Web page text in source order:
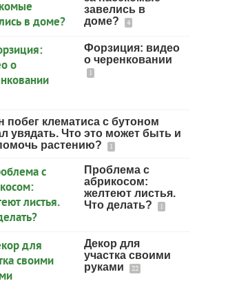
завелись в
доме?
4
Форзиция: видео
о черенковании
1
побег клематиса с бутоном
увядать. Что это может быть и
растению?
1
Проблема с
абрикосом:
желтеют листья.
Что делать?
1
Декор для
участка своими
руками
22